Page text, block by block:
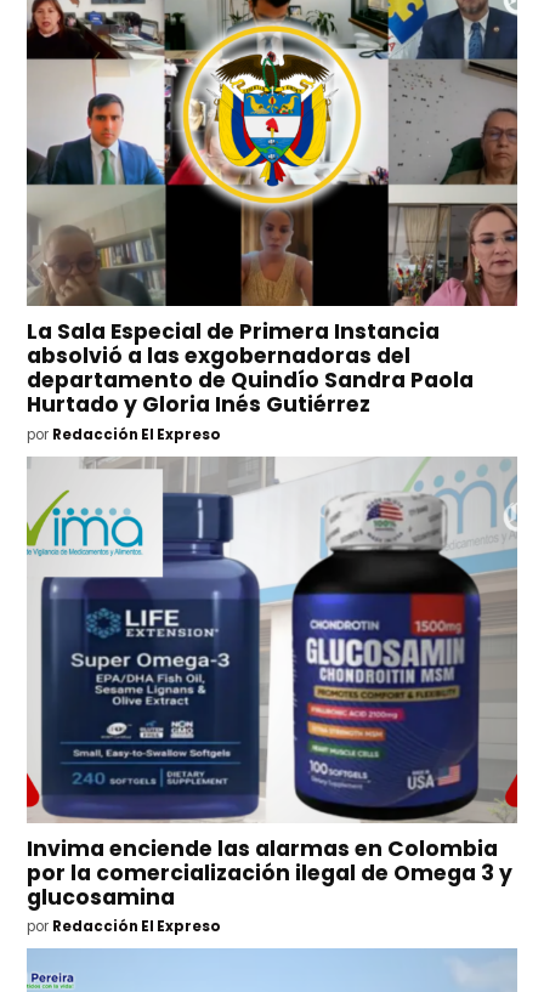
La Sala Especial de Primera Instancia
absolvió a las exgobernadoras del
departamento de Quindío Sandra Paola
Hurtado y Gloria Inés Gutiérrez
por Redacción El Expreso
Invima enciende las alarmas en Colombia
por la comercialización ilegal de Omega 3 y
glucosamina
por Redacción El Expreso